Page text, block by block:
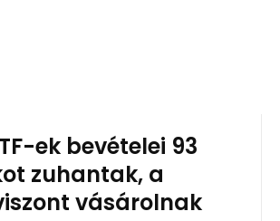
ek bevételei 93
zuhantak, a
vásárolnak